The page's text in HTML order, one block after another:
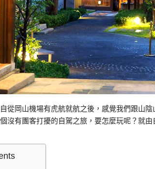
從岡山機場有虎航就航之後，感覺我們跟山
沒有團客打擾的自駕之旅，要怎麼玩呢？就